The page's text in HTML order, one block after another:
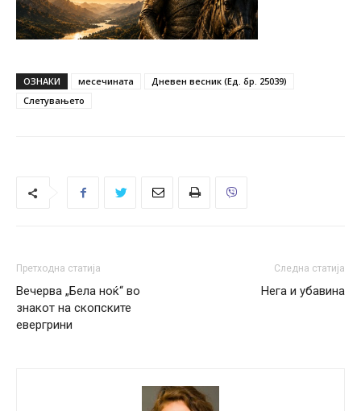
ОЗНАКИ месечината
Дневен весник (Ед. бр. 25039)
Слетувањето
Претходна статија
Вечерва „Бела ноќ“ во
знакот на скопските
евергрини
Следна статија
Нега и убавина